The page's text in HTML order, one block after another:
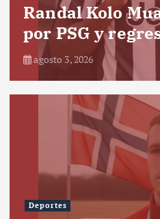
Randal Kolo
por PSG y
agosto 3, 2026
Deportes